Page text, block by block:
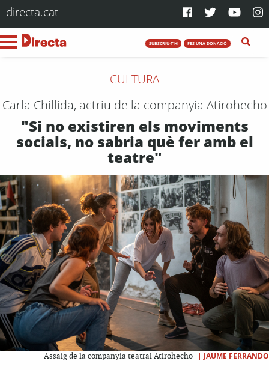
directa.cat
SUBSCRIU-T'HI FES UNA DONACIÓ
CULTURA
Carla Chillida, actriu de la companyia Atirohecho
"Si no existiren els moviments
socials, no sabria què fer amb el
teatre"
Assaig de la companyia teatral Atirohecho | JAUME FERRANDO